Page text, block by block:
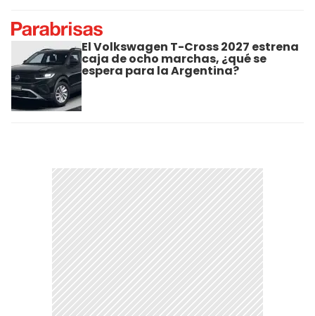
El Volkswagen T-Cross 2027 estrena
caja de ocho marchas, ¿qué se
espera para la Argentina?